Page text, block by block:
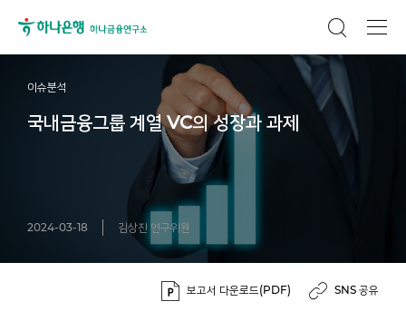
이슈분석
국내금융그룹 계열 VC의 성장과 과제
2024-03-18 김상진 연구위원
보고서 다운로드(PDF) SNS 공유